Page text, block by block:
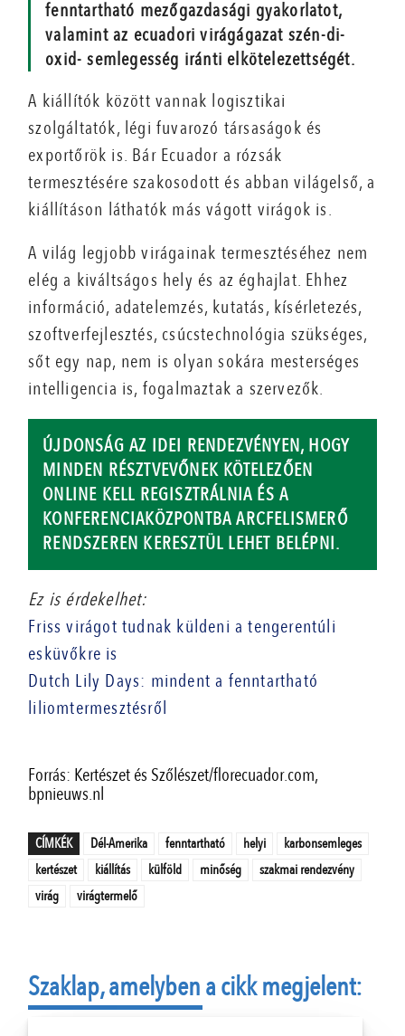
fenntartható mezőgazdasági gyakorlatot,
valamint az ecuadori virágágazat szén-di­
oxid- semlegesség iránti elkötelezettségét.
A kiállítók között vannak logisztikai
szolgáltatók, légi fuvarozó társaságok és
exportőrök is. Bár Ecuador a rózsák
termesztésére szakosodott és abban világelső, a
kiállításon láthatók más vágott virágok is.
A világ legjobb virágainak termesztéséhez nem
elég a kiváltságos hely és az éghajlat. Ehhez
információ, adatelemzés, kutatás, kísérletezés,
szoftverfejlesztés, csúcstechnológia szükséges,
sőt egy nap, nem is olyan sokára mesterséges
intelligencia is, fogalmaztak a szervezők.
ÚJDONSÁG AZ IDEI RENDEZVÉNYEN, HOGY
MINDEN RÉSZTVEVŐNEK KÖTELEZŐEN
ONLINE KELL REGISZTRÁLNIA ÉS A
KONFERENCIAKÖZPONTBA ARCFELISMERŐ
RENDSZEREN KERESZTÜL LEHET BELÉPNI.
Ez is érdekelhet:
Friss virágot tudnak küldeni a tengerentúli
esküvőkre is
Dutch Lily Days: mindent a fenntartható
liliomtermesztésről
Forrás: Kertészet és Szőlészet/florecuador.com,
bpnieuws.nl
CÍMKÉK Dél-Amerika fenntartható helyi
karbonsemleges
kertészet
kiállítás külföld minőség
szakmai rendezvény
virág
virágtermelő
Szaklap, amelyben a cikk megjelent: